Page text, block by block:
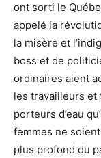
ont sorti le
appelé la
la misère et
boss et de
ordinaires aient
les travailleurs et
porteurs d’eau
femmes ne
plus profond du